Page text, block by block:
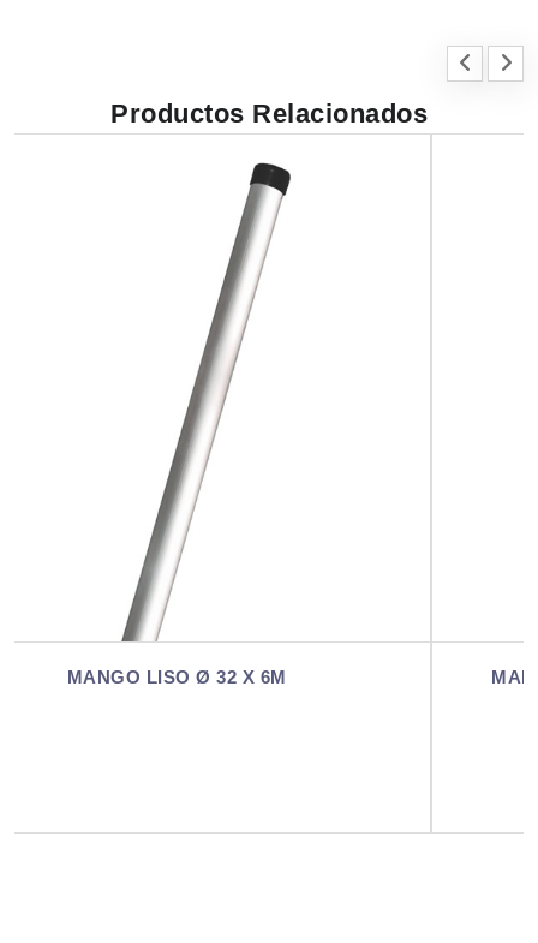
Productos Relacionados
MANGO TELESCÓPICO 2,4M X Ø 32 - LISO